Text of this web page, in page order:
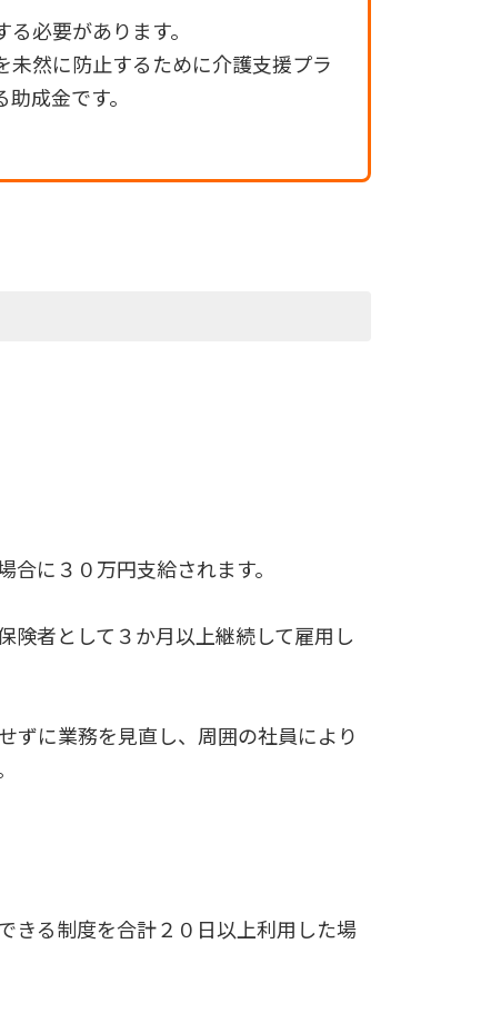
必要があります。
未然に防止するために介護支援プラ
成金です。
に３０万円支給されます。
険者として３か月以上継続して雇用し
ずに業務を見直し、周囲の社員により
きる制度を合計２０日以上利用した場